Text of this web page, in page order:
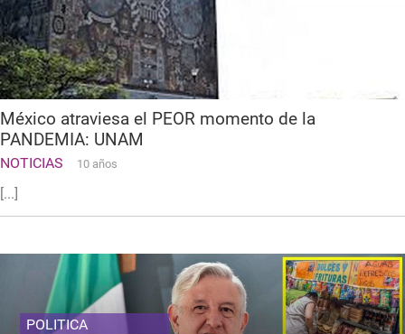
México atraviesa el PEOR momento de la
PANDEMIA: UNAM
NOTICIAS 10 años
[...]
POLITICA